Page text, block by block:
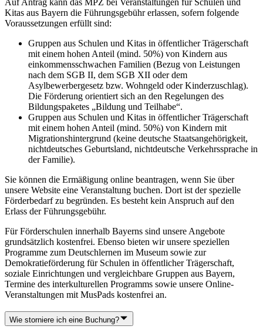
Auf Antrag kann das MPZ bei Veranstaltungen für Schulen und
Kitas aus Bayern die Führungsgebühr erlassen, sofern folgende
Voraussetzungen erfüllt sind:
Gruppen aus Schulen und Kitas in öffentlicher Trägerschaft
mit einem hohen Anteil (mind. 50%) von Kindern aus
einkommensschwachen Familien (Bezug von Leistungen
nach dem SGB II, dem SGB XII oder dem
Asylbewerbergesetz bzw. Wohngeld oder Kinderzuschlag).
Die Förderung orientiert sich an den Regelungen des
Bildungspaketes „Bildung und Teilhabe“.
Gruppen aus Schulen und Kitas in öffentlicher Trägerschaft
mit einem hohen Anteil (mind. 50%) von Kindern mit
Migrationshintergrund (keine deutsche Staatsangehörigkeit,
nichtdeutsches Geburtsland, nichtdeutsche Verkehrssprache in
der Familie).
Sie können die Ermäßigung online beantragen, wenn Sie über
unsere Website eine Veranstaltung buchen. Dort ist der spezielle
Förderbedarf zu begründen. Es besteht kein Anspruch auf den
Erlass der Führungsgebühr.
Für Förderschulen innerhalb Bayerns sind unsere Angebote
grundsätzlich kostenfrei. Ebenso bieten wir unsere speziellen
Programme zum Deutschlernen im Museum sowie zur
Demokratieförderung für Schulen in öffentlicher Trägerschaft,
soziale Einrichtungen und vergleichbare Gruppen aus Bayern,
Termine des interkulturellen Programms sowie unsere Online-
Veranstaltungen mit MusPads kostenfrei an.
Wie storniere ich eine Buchung?